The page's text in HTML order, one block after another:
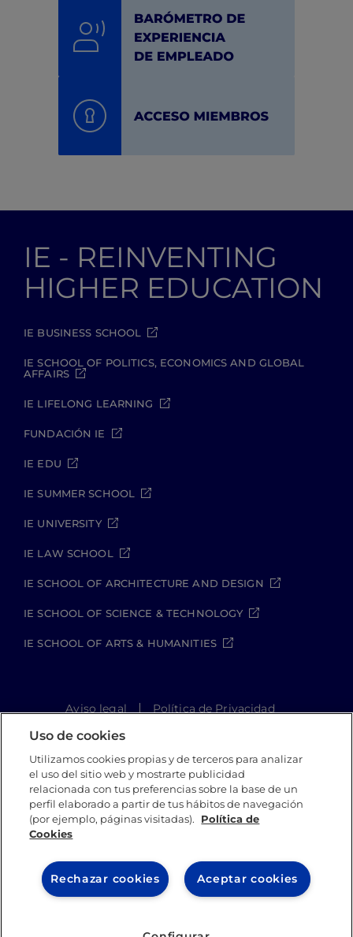
IE - REINVENTING
HIGHER EDUCATION
IE BUSINESS SCHOOL
IE SCHOOL OF POLITICS, ECONOMICS AND GLOBAL
AFFAIRS
IE LIFELONG LEARNING
FUNDACIÓN IE
IE EDU
IE SUMMER SCHOOL
IE UNIVERSITY
IE LAW SCHOOL
IE SCHOOL OF ARCHITECTURE AND DESIGN
IE SCHOOL OF SCIENCE & TECHNOLOGY
IE SCHOOL OF ARTS & HUMANITIES
Aviso legal
Política de Privacidad
Política de Cookies
Canal Compliance
Site Map
IE University 2026
Uso de cookies
Utilizamos cookies propias y de terceros para analizar
el uso del sitio web y mostrarte publicidad
relacionada con tus preferencias sobre la base de un
perfil elaborado a partir de tus hábitos de navegación
(por ejemplo, páginas visitadas).
Política de
Cookies
Aceptar cookies
Rechazar cookies